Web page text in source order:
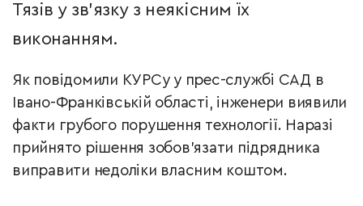
Тязів у зв'язку з неякісним їх
виконанням.
Як повідомили КУРСу у прес-службі САД в
Івано-Франківській області, інженери виявили
факти грубого порушення технології. Наразі
прийнято рішення зобов’язати підрядника
виправити недоліки власним коштом.